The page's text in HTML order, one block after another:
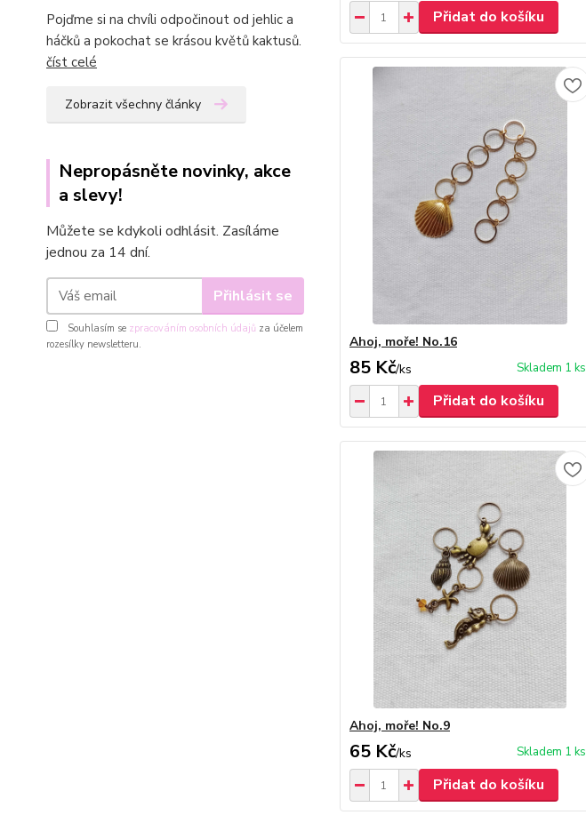
Pojďme si na chvíli odpočinout od jehlic a
háčků a pokochat se krásou květů kaktusů.
číst celé
Zobrazit všechny články
Nepropásněte novinky, akce
a slevy!
Můžete se kdykoli odhlásit. Zasíláme
jednou za 14 dní.
Přihlásit se
Souhlasím se zpracováním osobních údajů za účelem
rozesílky newsletteru.
Přidat do košíku
Ahoj, moře! No.16
85 Kč/ks Skladem 1 ks
Přidat do košíku
Ahoj, moře! No.9
65 Kč/ks Skladem 1 ks
Přidat do košíku